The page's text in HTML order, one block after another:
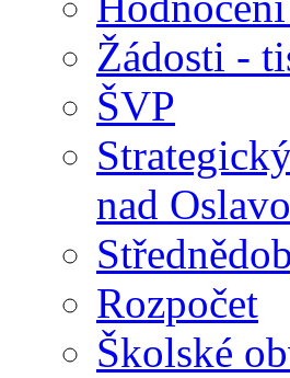
Žádosti -
ŠVP
nad
Rozpočet
Školské